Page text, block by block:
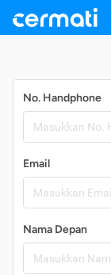
No. Handphone
Email
Nama Depan